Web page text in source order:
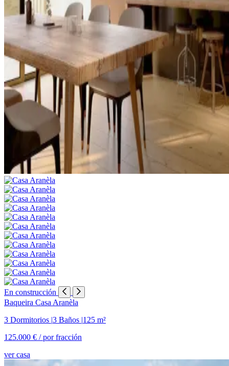
En construcción
Baqueira Casa Aranèla
3 Dormitorios |3 Baños |125 m²
125.000 € /por fracción
ver casa